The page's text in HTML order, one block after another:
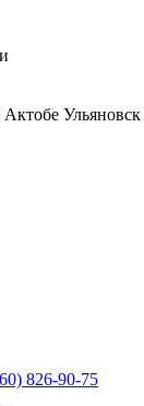
Актобе Ульяновск
826-90-75